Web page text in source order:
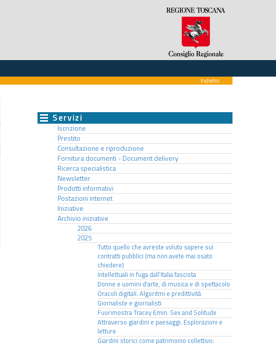
Indietro
Servizi
Iscrizione
Prestito
Consultazione e riproduzione
Fornitura documenti - Document delivery
Ricerca specialistica
Newsletter
Prodotti informativi
Postazioni internet
Iniziative
Archivio iniziative
2026
2025
Tutto quello che avreste voluto sapere sui
contratti pubblici (ma non avete mai osato
chiedere)
Intellettuali in fuga dall’Italia fascista
Donne e uomini d'arte, di musica e di spettacolo
Oracoli digitali. Algoritmi e predittività
Giornaliste e giornalisti
Fuorimostra Tracey Emin. Sex and Solitude
Attraverso giardini e paesaggi. Esplorazioni e
letture
Giardini storici come patrimonio collettivo: